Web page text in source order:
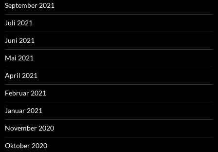
September 2021
Juli 2021
Juni 2021
Mai 2021
April 2021
Februar 2021
Januar 2021
November 2020
Oktober 2020